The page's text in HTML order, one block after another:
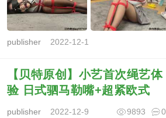
publisher2022-12-1
【贝特原创】小艺首次绳艺体
验 日式驷马勒嘴+超紧欧式
publisher2022-12-9 0
9893